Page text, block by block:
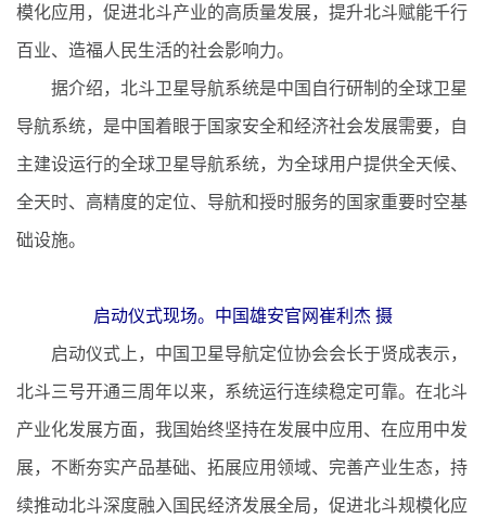
模化应用，促进北斗产业的高质量发展，提升北斗赋能千行
百业、造福人民生活的社会影响力。
据介绍，北斗卫星导航系统是中国自行研制的全球卫星
导航系统，是中国着眼于国家安全和经济社会发展需要，自
主建设运行的全球卫星导航系统，为全球用户提供全天候、
全天时、高精度的定位、导航和授时服务的国家重要时空基
础设施。
启动仪式现场。中国雄安官网崔利杰 摄
启动仪式上，中国卫星导航定位协会会长于贤成表示，
北斗三号开通三周年以来，系统运行连续稳定可靠。在北斗
产业化发展方面，我国始终坚持在发展中应用、在应用中发
展，不断夯实产品基础、拓展应用领域、完善产业生态，持
续推动北斗深度融入国民经济发展全局，促进北斗规模化应